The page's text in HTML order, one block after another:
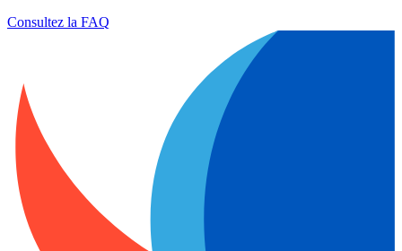
Consultez la FAQ